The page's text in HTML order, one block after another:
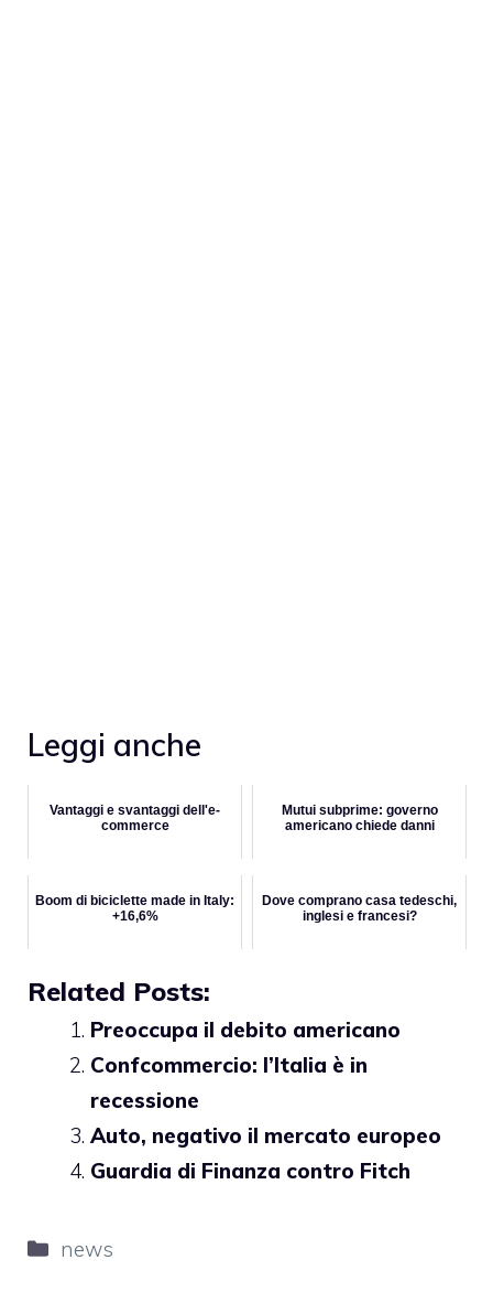
Leggi anche
Vantaggi e svantaggi dell'e-
commerce
Mutui subprime: governo
americano chiede danni
Boom di biciclette made in Italy:
+16,6%
Dove comprano casa tedeschi,
inglesi e francesi?
Related Posts:
Preoccupa il debito americano
Confcommercio: l’Italia è in
recessione
Auto, negativo il mercato europeo
Guardia di Finanza contro Fitch
Categorie
news